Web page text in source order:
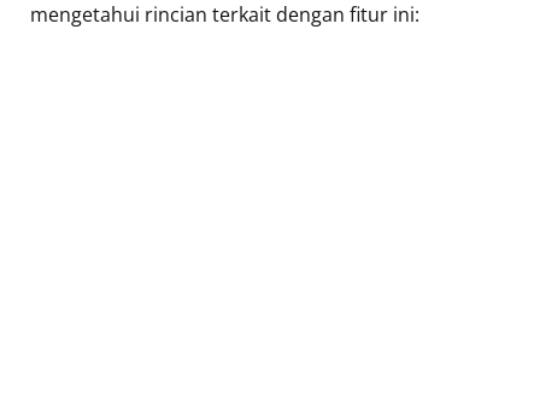
mengetahui rincian terkait dengan fitur ini: